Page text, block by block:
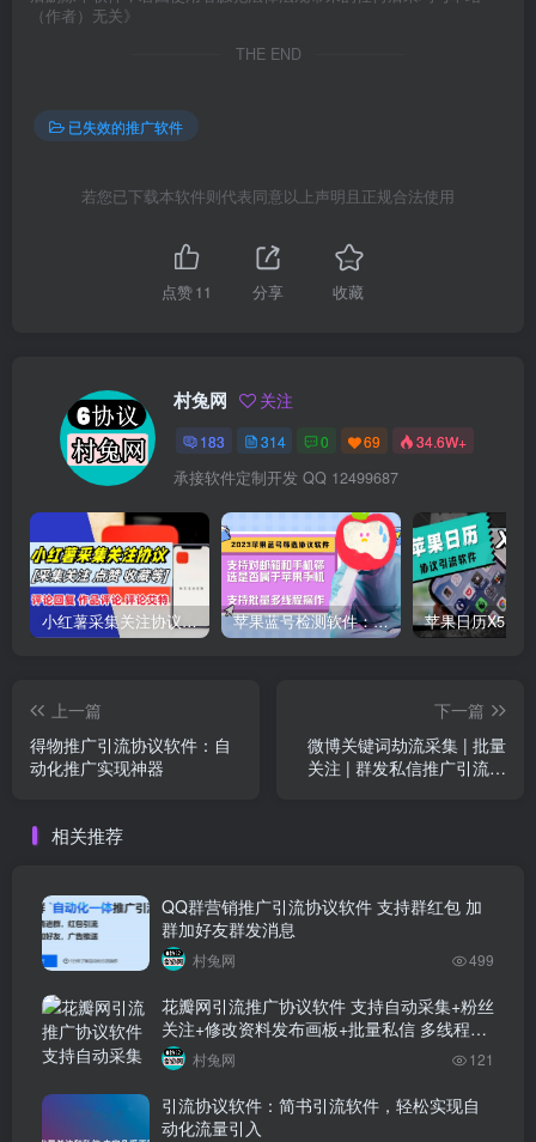
（作者）无关》
THE END
已失效的推广软件
若您已下载本软件则代表同意以上声明且正规合法使用
点赞11 分享 收藏
村兔网 关注
183 314 0 69 34.6W+
承接软件定制开发 QQ 12499687
小红薯采集关注协议软件：支持自定义作品，关注，评论点赞，作品点赞收藏等 苹果蓝号检测软件：检测邮箱和手机是否符合苹果手机的协议软件
上一篇
得物推广引流协议软件：自
动化推广实现神器
下一篇
微博关键词劫流采集 | 批量
关注 | 群发私信推广引流软
相关推荐
QQ群营销推广引流协议软件 支持群红包 加
群加好友群发消息
村兔网 499
花瓣网引流推广协议软件 支持自动采集+粉丝
关注+修改资料发布画板+批量私信 多线程版
本
村兔网 121
引流协议软件：简书引流软件，轻松实现自
动化流量引入